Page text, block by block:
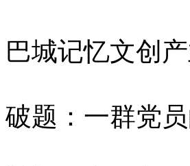
巴城记忆文创
破题：一群党